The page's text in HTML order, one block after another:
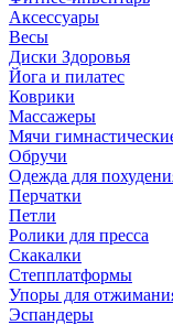
Аксессуары
Весы
Диски Здоровья
Йога и пилатес
Коврики
Массажеры
Мячи
Обручи
Одежда для
Перчатки
Петли
Ролики для пресса
Скакалки
Степплатформы
Упоры для
Эспандеры